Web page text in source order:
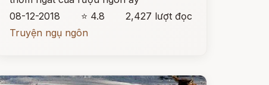
08-12-2018
⭐ 4.8
2,427 lượt đọc
Truyện ngụ ngôn